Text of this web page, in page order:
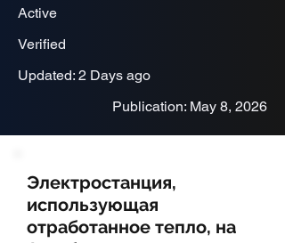
Active
Verified
Updated: 2 Days ago
Publication: May 8, 2026
Электростанция,
использующая
отработанное тепло, на